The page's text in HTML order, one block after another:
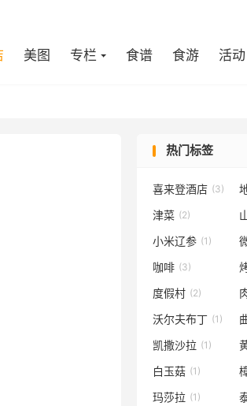
美图 专栏 食谱 食游 活动
热门标签
喜来登酒店 (3)
津菜 (2)
小米辽参 (1)
咖啡 (3)
度假村 (2)
沃尔夫布丁 (1)
凯撒沙拉 (1)
白玉菇 (1)
玛莎拉 (1)